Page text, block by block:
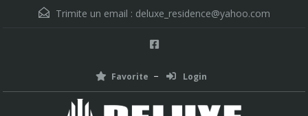
Trimite un email : deluxe_residence@yahoo.com
Favorite Login